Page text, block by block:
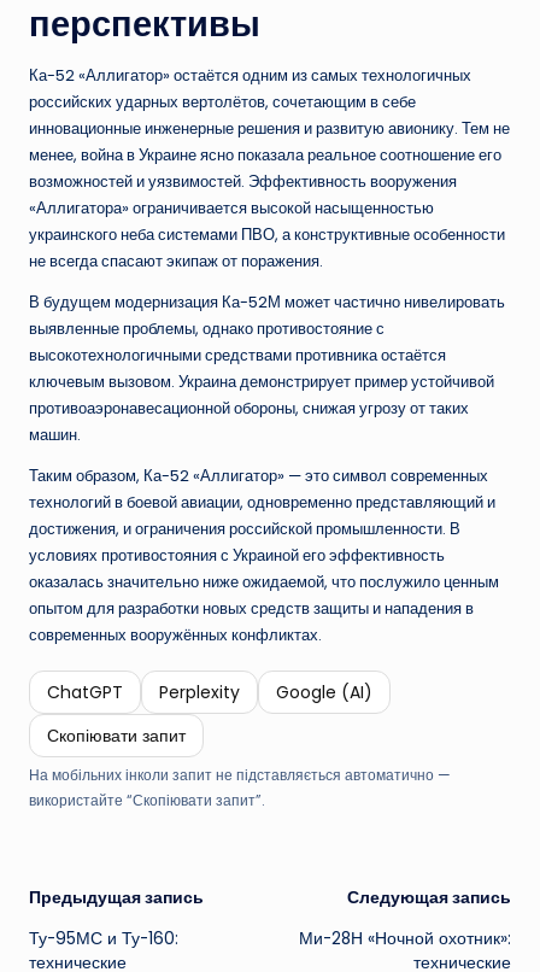
перспективы
Ка-52 «Аллигатор» остаётся одним из самых технологичных
российских ударных вертолётов, сочетающим в себе
инновационные инженерные решения и развитую авионику. Тем не
менее, война в Украине ясно показала реальное соотношение его
возможностей и уязвимостей. Эффективность вооружения
«Аллигатора» ограничивается высокой насыщенностью
украинского неба системами ПВО, а конструктивные особенности
не всегда спасают экипаж от поражения.
В будущем модернизация Ка-52М может частично нивелировать
выявленные проблемы, однако противостояние с
высокотехнологичными средствами противника остаётся
ключевым вызовом. Украина демонстрирует пример устойчивой
противоаэронавесационной обороны, снижая угрозу от таких
машин.
Таким образом, Ка-52 «Аллигатор» — это символ современных
технологий в боевой авиации, одновременно представляющий и
достижения, и ограничения российской промышленности. В
условиях противостояния с Украиной его эффективность
оказалась значительно ниже ожидаемой, что послужило ценным
опытом для разработки новых средств защиты и нападения в
современных вооружённых конфликтах.
ChatGPT Perplexity
Google (AI)
Скопіювати запит
На мобільних інколи запит не підставляється автоматично —
використайте “Скопіювати запит”.
Навигация
записи
Предыдущая запись
Ту-95МС и Ту-160:
технические
Следующая запись
Ми-28Н «Ночной охотник»:
технические